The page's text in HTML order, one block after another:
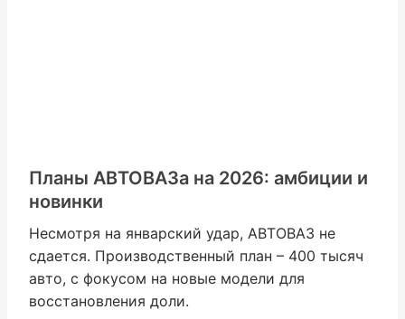
Планы АВТОВАЗа на 2026: амбиции и
новинки
Несмотря на январский удар, АВТОВАЗ не
сдается. Производственный план – 400 тысяч
авто, с фокусом на новые модели для
восстановления доли.